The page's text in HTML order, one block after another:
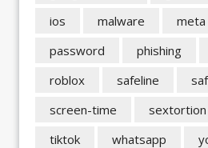
ios
malware meta
password
phishing
roblox
safeline
screen-time
sextortion
tiktok
whatsapp